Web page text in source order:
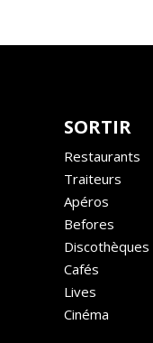
SORTIR
Restaurants
Traiteurs
Apéros
Befores
Discothèques
Cafés
Lives
Cinéma